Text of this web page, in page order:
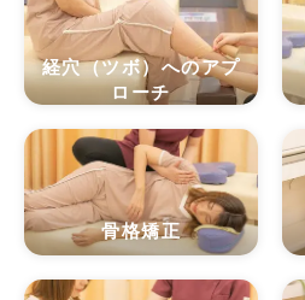
経穴（ツボ）へのアプ
ローチ
骨格矯正